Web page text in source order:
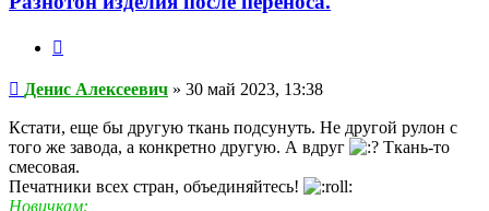
Алексеевич
Непрочитанное
сообщение
Денис Алексеевич » 30 май 2023, 13:38
Кстати, еще бы другую ткань подсунуть. Не другой рулон с
того же завода, а конкретно другую. А вдруг
Ткань-то
смесовая.
Печатники всех стран, объединяйтесь!
Новичкам: